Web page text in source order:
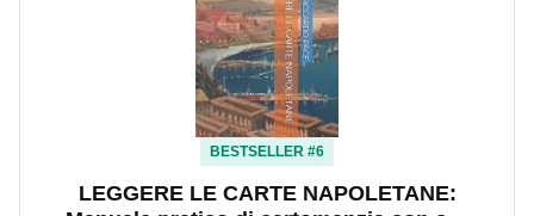
BESTSELLER #6
LEGGERE LE CARTE NAPOLETANE: